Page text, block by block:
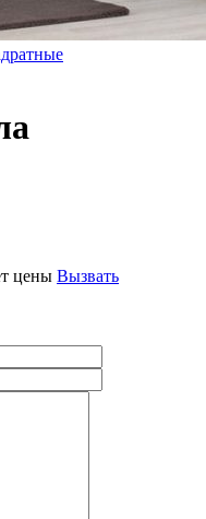
цены Вызвать